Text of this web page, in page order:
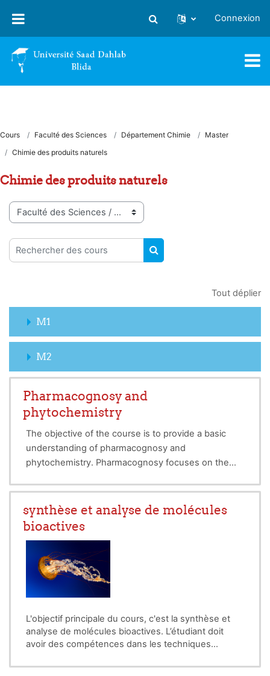
Activer/désactiver la saisie
Connexion
Cours Faculté des Sciences Département Chimie
Master
Chimie des produits naturels
Chimie des produits naturels
Catégories de cours
Rechercher des cours
RECHERCHER DES
Tout déplier
M1
M2
Pharmacognosy and
phytochemistry
The objective of the course is to provide a basic
understanding of pharmacognosy and
phytochemistry. Pharmacognosy focuses on the
therapeutic activity. The course includes botanical
aspects (systematics and taxonomy), extraction and
fractionation, valorization through biological
synthèse et analyse de molécules
bioactives
L'objectif principale du cours, c'est la synthèse et
analyse de molécules bioactives. L’étudiant doit
avoir des compétences dans les techniques
RMN. etc.